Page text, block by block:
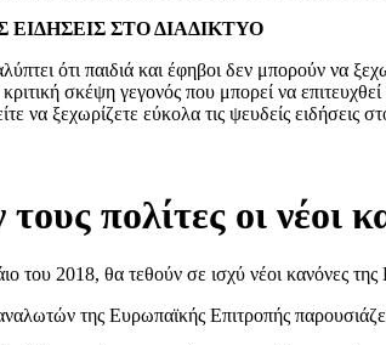
ΣΤΟ ΔΙΑΔΙΚΤΥΟ
ότι παιδιά και έφηβοι δεν μπορούν να
σκέψη γεγονός που μπορεί να
να ξεχωρίζετε εύκολα τις ψευδείς ειδήσεις
πολίτες οι νέοι
του 2018, θα τεθούν σε ισχύ νέοι κανόνες
της Ευρωπαϊκής Επιτροπής